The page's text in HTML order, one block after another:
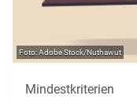
Adobe Stock/Nuthawut
Mindestkriterien